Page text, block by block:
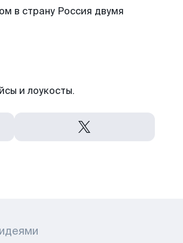
в страну Россия двумя
и лоукосты.